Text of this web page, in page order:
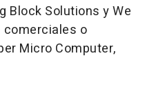
Block Solutions y We
comerciales o
Micro Computer,